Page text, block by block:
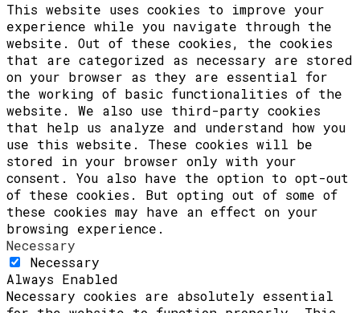
This website uses cookies to improve your
experience while you navigate through the
website. Out of these cookies, the cookies
that are categorized as necessary are stored
on your browser as they are essential for
the working of basic functionalities of the
website. We also use third-party cookies
that help us analyze and understand how you
use this website. These cookies will be
stored in your browser only with your
consent. You also have the option to opt-out
of these cookies. But opting out of some of
these cookies may have an effect on your
browsing experience.
Necessary
Necessary
Always Enabled
Necessary cookies are absolutely essential